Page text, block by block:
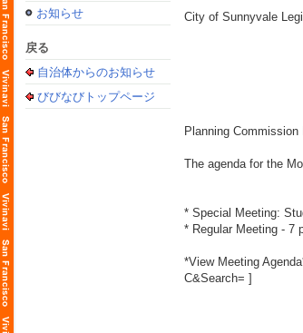
お知らせ
戻る
自治体からのお知らせ
びびなびトップページ
City of Sunnyvale
Planning Commission
The agenda for the
* Special Meeting:
* Regular Meeting - 7
*View Meeting
C&Search= ]